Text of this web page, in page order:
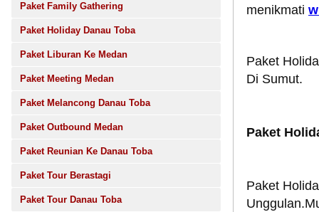
Paket Family Gathering
Paket Holiday Danau Toba
Paket Liburan Ke Medan
Paket Meeting Medan
Paket Melancong Danau Toba
Paket Outbound Medan
Paket Reunian Ke Danau Toba
Paket Tour Berastagi
Paket Tour Danau Toba
menikmati
Paket
Di Sumut.
Paket
Paket